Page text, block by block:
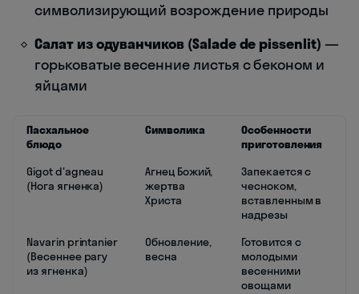
символизирующий возрождение природы
Салат из одуванчиков (Salade de pissenlit) —
горьковатые весенние листья с беконом и
яйцами
Пасхальное
блюдо
Символика
Особенности
приготовления
Gigot d'agneau
(Нога ягненка)
Агнец Божий,
жертва
Христа
Запекается с
чесноком,
вставленным в
надрезы
Navarin printanier
(Весеннее рагу
из ягненка)
Обновление,
весна
Готовится с
молодыми
весенними
овощами